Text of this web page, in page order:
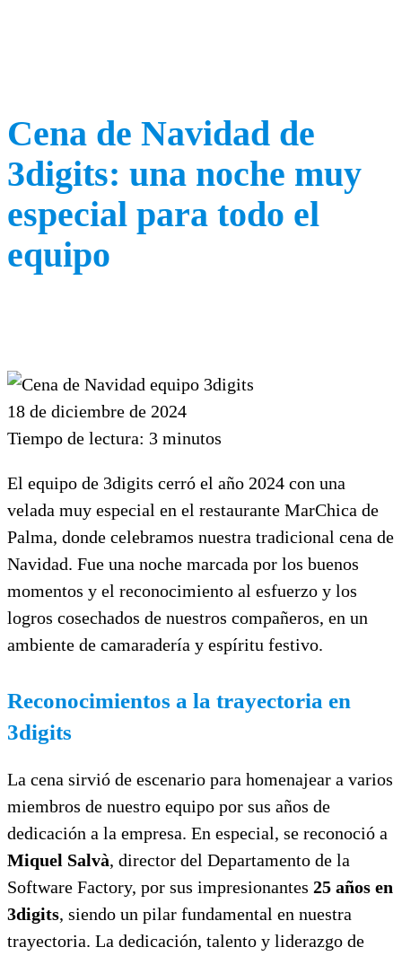
Cena de Navidad de
3digits: una noche muy
especial para todo el
equipo
18 de diciembre de 2024
Tiempo de lectura: 3 minutos
El equipo de 3digits cerró el año 2024 con una
velada muy especial en el restaurante MarChica de
Palma, donde celebramos nuestra tradicional cena de
Navidad. Fue una noche marcada por los buenos
momentos y el reconocimiento al esfuerzo y los
logros cosechados de nuestros compañeros, en un
ambiente de camaradería y espíritu festivo.
Reconocimientos a la trayectoria en
3digits
La cena sirvió de escenario para homenajear a varios
miembros de nuestro equipo por sus años de
dedicación a la empresa. En especial, se reconoció a
Miquel Salvà, director del Departamento de la
Software Factory, por sus impresionantes 25 años en
3digits, siendo un pilar fundamental en nuestra
trayectoria. La dedicación, talento y liderazgo de